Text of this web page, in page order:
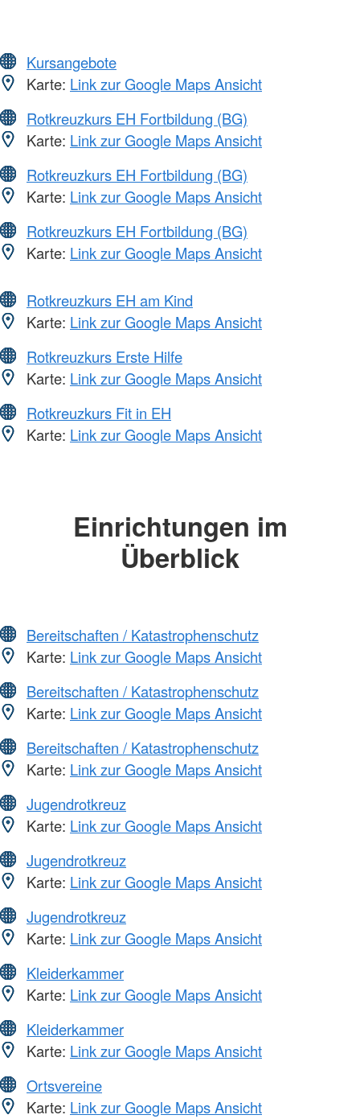
Kursangebote
Karte: Link zur Google Maps Ansicht
Rotkreuzkurs EH Fortbildung (BG)
Karte: Link zur Google Maps Ansicht
Rotkreuzkurs EH Fortbildung (BG)
Karte: Link zur Google Maps Ansicht
Rotkreuzkurs EH Fortbildung (BG)
Karte: Link zur Google Maps Ansicht
Rotkreuzkurs EH am Kind
Karte: Link zur Google Maps Ansicht
Rotkreuzkurs Erste Hilfe
Karte: Link zur Google Maps Ansicht
Rotkreuzkurs Fit in EH
Karte: Link zur Google Maps Ansicht
Einrichtungen im
Überblick
Bereitschaften / Katastrophenschutz
Karte: Link zur Google Maps Ansicht
Bereitschaften / Katastrophenschutz
Karte: Link zur Google Maps Ansicht
Bereitschaften / Katastrophenschutz
Karte: Link zur Google Maps Ansicht
Jugendrotkreuz
Karte: Link zur Google Maps Ansicht
Jugendrotkreuz
Karte: Link zur Google Maps Ansicht
Jugendrotkreuz
Karte: Link zur Google Maps Ansicht
Kleiderkammer
Karte: Link zur Google Maps Ansicht
Kleiderkammer
Karte: Link zur Google Maps Ansicht
Ortsvereine
Karte: Link zur Google Maps Ansicht